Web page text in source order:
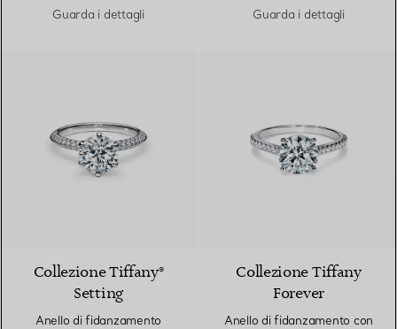
Guarda i dettagli
diamanti in platino
Guarda i dettagli
Collezione Tiffany®
Setting
Anello di fidanzamento
Collezione Tiffany
Forever
Anello di fidanzamento con